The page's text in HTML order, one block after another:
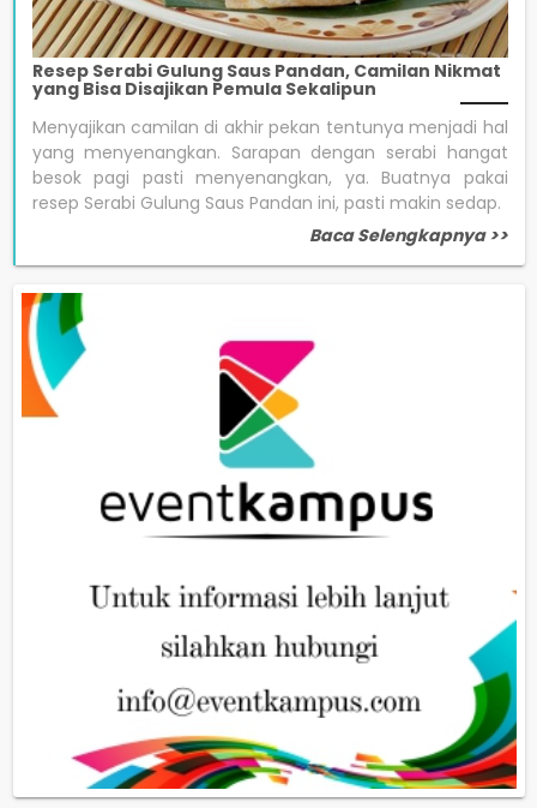
Resep Serabi Gulung Saus Pandan, Camilan Nikmat
yang Bisa Disajikan Pemula Sekalipun
Menyajikan camilan di akhir pekan tentunya menjadi hal
yang menyenangkan. Sarapan dengan serabi hangat
besok pagi pasti menyenangkan, ya. Buatnya pakai
resep Serabi Gulung Saus Pandan ini, pasti makin sedap.
Baca Selengkapnya >>